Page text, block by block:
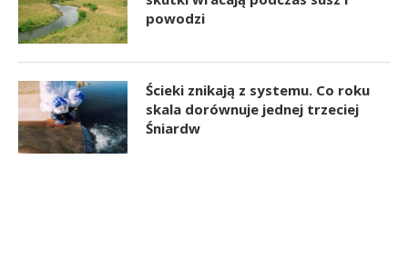
powodzi
Ścieki znikają z systemu. Co roku
skala dorównuje jednej trzeciej
Śniardw